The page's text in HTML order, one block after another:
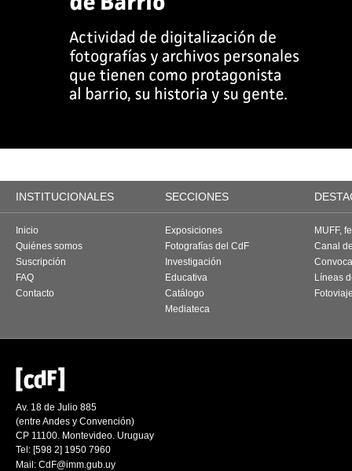
INSTITUCIONALES SECCIONES
Inicio
Quiénes somos
Suscripción
FAQ
Contacto
Exposiciones
Fotografías del CdF
Investigación
Educativa
Catálogo
Mediateca
MUFF,
Canal
Líneas
Av. 18 de Julio 885
(entre Andes y Convención)
CP 11100. Montevideo. Uruguay
Tel: [598 2] 1950 7960
Mail: CdF@imm.gub.uy